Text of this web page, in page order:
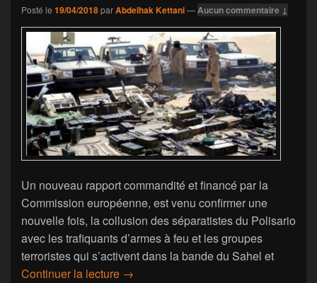
Posté le 19/04/2018parAbdelhak Kettani—Aucun commentaire ↓
Un nouveau rapport commandité et financé par la
Commission européenne, est venu confirmer une
nouvelle fois, la collusion des séparatistes du Polisario
avec les trafiquants d’armes à feu et les groupes
terroristes qui s’activent dans la bande du Sahel et
Continuer la lecture «Project Safte» épingle le Polisario
→